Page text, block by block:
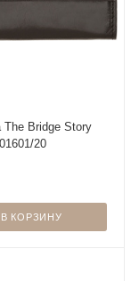
The Bridge Story
20
В КОРЗИНУ